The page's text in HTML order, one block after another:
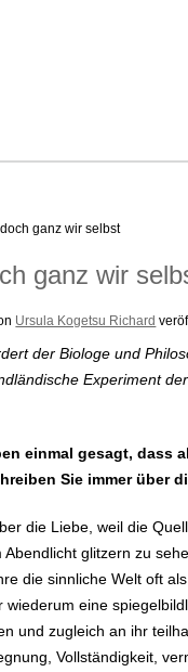
ganz wir selbst
ganz wir
Ursula Kogetsu Richard
der Biologe und
Experiment
einmal gesagt,
Sie immer über
die Liebe, weil die
glitzern zu
die sinnliche Welt oft
eine
und zugleich an ihr
Vollständigkeit,